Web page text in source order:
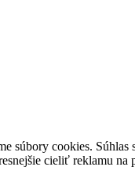
cookies.
cieliť reklamu na